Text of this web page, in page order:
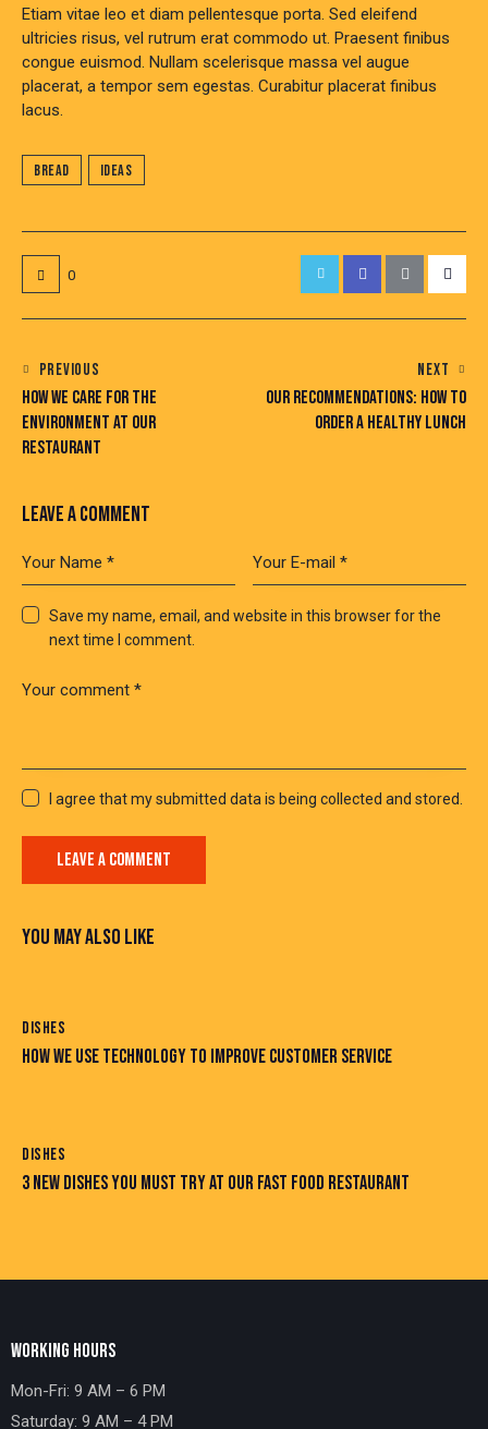
Etiam vitae leo et diam pellentesque porta. Sed eleifend
ultricies risus, vel rutrum erat commodo ut. Praesent finibus
congue euismod. Nullam scelerisque massa vel augue
placerat, a tempor sem egestas. Curabitur placerat finibus
lacus.
Bread Ideas
0
PREVIOUS
HOW WE CARE FOR THE
ENVIRONMENT AT OUR
RESTAURANT
NEXT
OUR RECOMMENDATIONS: HOW TO
ORDER A HEALTHY LUNCH
LEAVE A COMMENT
Save my name, email, and website in this browser for the
next time I comment.
I agree that my submitted data is being collected and stored.
YOU MAY ALSO LIKE
DISHES
HOW WE USE TECHNOLOGY TO IMPROVE CUSTOMER SERVICE
DISHES
3 NEW DISHES YOU MUST TRY AT OUR FAST FOOD RESTAURANT
WORKING HOURS
Mon-Fri: 9 AM – 6 PM
Saturday: 9 AM – 4 PM